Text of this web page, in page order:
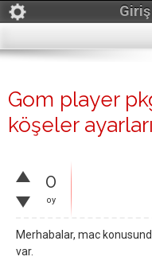
Giriş
Gom player
köşeler
0
oy
Merhabalar, mac
var.